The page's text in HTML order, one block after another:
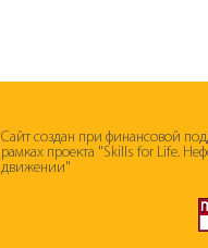
Сайт создан при финансовой
рамках проекта "Skills for Life.
движении"